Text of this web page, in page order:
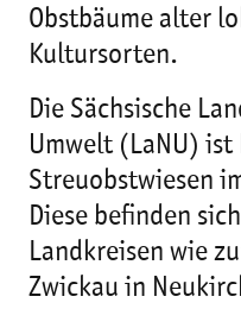
Obstbäume alter
Kultursorten.
Die Sächsische
Umwelt (LaNU)
Streuobstwiesen
Diese befinden
Landkreisen wie
Zwickau in